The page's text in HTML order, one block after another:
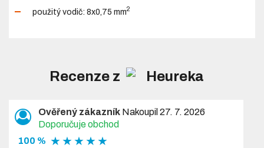
použitý vodič: 8x0,75 mm2
Recenze z
Ověřený zákazník Nakoupil 27. 7. 2026
Doporučuje obchod
100 % ★ ★ ★ ★ ★